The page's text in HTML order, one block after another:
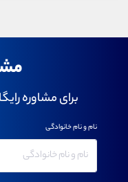
برای مشاوره
نام و نام خانوادگی